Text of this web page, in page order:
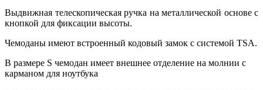
Выдвижная телескопическая ручка на металлической основе с
кнопкой для фиксации высоты.
Чемоданы имеют встроенный кодовый замок с системой TSA.
В размере S чемодан имеет внешнее отделение на молнии с
карманом для ноутбука